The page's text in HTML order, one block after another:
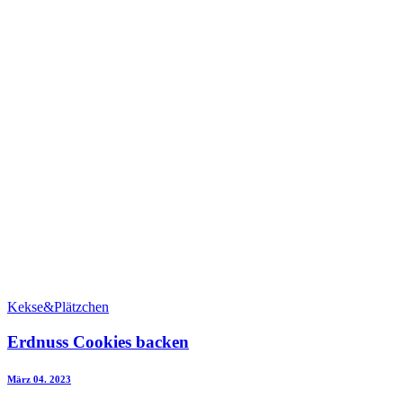
Kekse&Plätzchen
Erdnuss Cookies backen
März 04. 2023